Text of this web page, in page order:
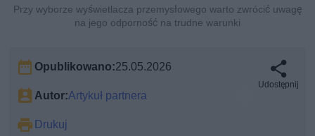
Przy wyborze wyświetlacza przemysłowego warto zwrócić uwagę
na jego odporność na trudne warunki
Opublikowano:25.05.2026
Autor:Artykuł partnera
Drukuj
Udostępnij